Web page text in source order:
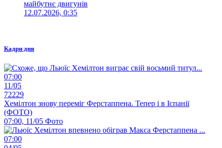
майбутнє двигунів
12.07.2026, 0:35
Кадри дня
07:00
11/05
72229
Хемілтон знову переміг Ферстаппена. Тепер і в Іспанії
(ФОТО)
07:00, 11/05 Фото
07:00